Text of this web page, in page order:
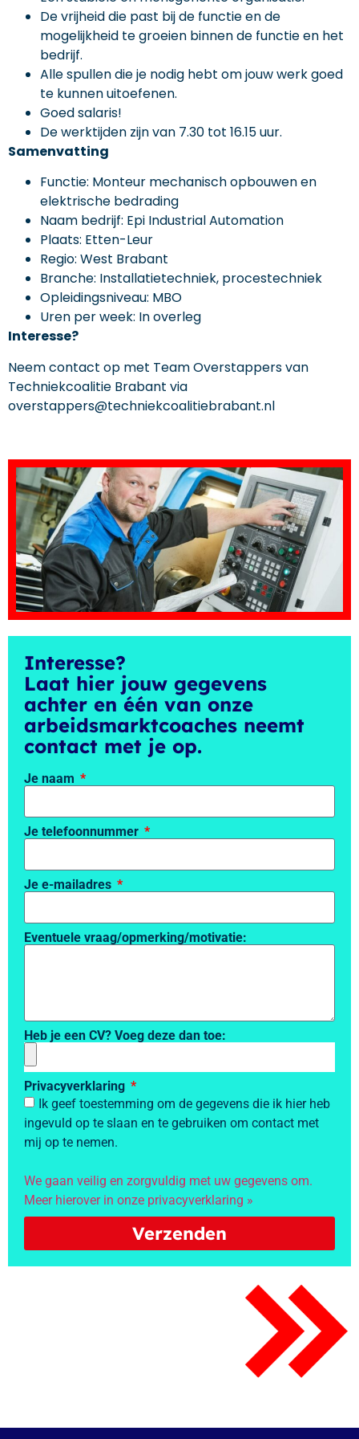
De vrijheid die past bij de functie en de
mogelijkheid te groeien binnen de functie en het
bedrijf.
Alle spullen die je nodig hebt om jouw werk goed
te kunnen uitoefenen.
Goed salaris!
De werktijden zijn van 7.30 tot 16.15 uur.
Samenvatting
Functie: Monteur mechanisch opbouwen en
elektrische bedrading
Naam bedrijf: Epi Industrial Automation
Plaats: Etten-Leur
Regio: West Brabant
Branche: Installatietechniek, procestechniek
Opleidingsniveau: MBO
Uren per week: In overleg
Interesse?
Neem contact op met Team Overstappers van
Techniekcoalitie Brabant via
overstappers@techniekcoalitiebrabant.nl
Interesse?
Laat hier jouw gegevens
achter en één van onze
arbeidsmarktcoaches neemt
contact met je op.
Je naam
Je telefoonnummer
Je e-mailadres
Eventuele vraag/opmerking/motivatie:
Heb je een CV? Voeg deze dan toe:
Privacyverklaring
Ik geef toestemming om de gegevens die ik hier heb
ingevuld op te slaan en te gebruiken om contact met
mij op te nemen.
We gaan veilig en zorgvuldig met uw gegevens om.
Meer hierover in onze privacyverklaring »
Verzenden